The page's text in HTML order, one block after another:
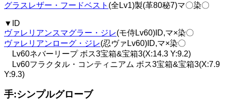
グラスレザー・フードベスト (全Lv1)製(革80秘7)マ〇染〇
▼ID
ヴァレリアンスマグラー・ジレ(モ侍Lv60)ID,マ×染〇
ヴァレリアンローグ・ジレ(忍ヴァLv60)ID,マ×染〇
Lv60ネバーリープ ボス3宝箱&宝箱3(X:14.3 Y:9.2)
Lv60フラクタル・コンティニアム ボス3宝箱&宝箱3(X:7.9
Y:9.3)
手:シンプルグローブ